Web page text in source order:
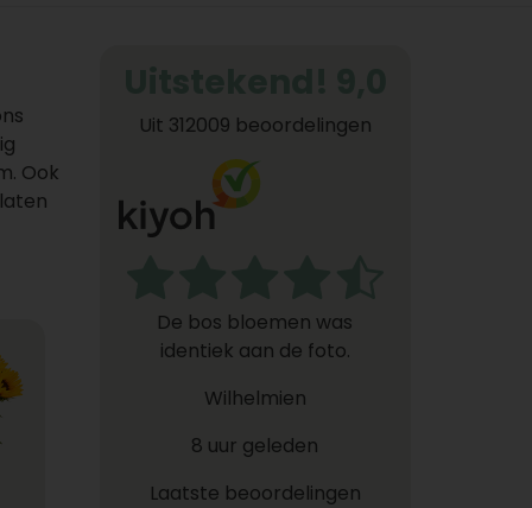
Ook
Uit 312009 beoordelingen
De bos bloemen was
identiek aan de foto.
Wilhelmien
8 uur geleden
Laatste beoordelingen